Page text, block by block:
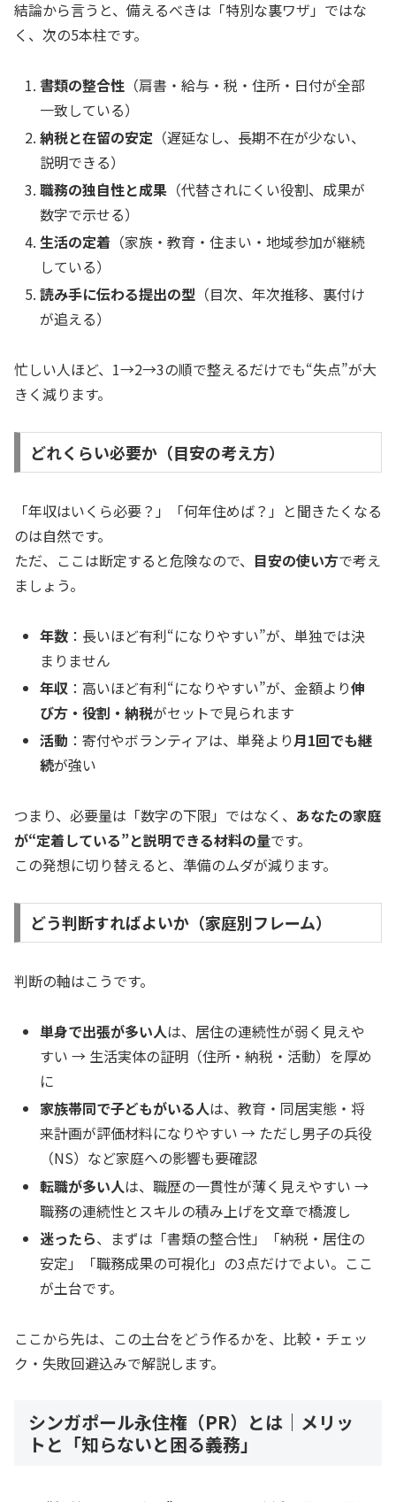
結論から言うと、備えるべきは「特別な裏ワザ」ではな
く、次の5本柱です。
書類の整合性 （肩書・給与・税・住所・日付が全部
一致している）
納税と在留の安定 （遅延なし、長期不在が少ない、
説明できる）
職務の独自性と成果 （代替されにくい役割、成果が
数字で示せる）
生活の定着 （家族・教育・住まい・地域参加が継続
している）
読み手に伝わる提出の型 （目次、年次推移、裏付け
が追える）
忙しい人ほど、1→2→3の順で整えるだけでも“失点”が大
きく減ります。
どれくらい必要か（目安の考え方）
「年収はいくら必要？」「何年住めば？」と聞きたくなる
のは自然です。
ただ、ここは断定すると危険なので、 目安の使い方で考え
ましょう。
年数 ：長いほど有利“になりやすい”が、単独では決
まりません
年収 ：高いほど有利“になりやすい”が、金額より伸
び方・役割・納税がセットで見られます
活動 ：寄付やボランティアは、単発より月1回でも継
続が強い
つまり、必要量は「数字の下限」ではなく、 あなたの家庭
が“定着している”と説明できる材料の量です。
この発想に切り替えると、準備のムダが減ります。
どう判断すればよいか（家庭別フレーム）
判断の軸はこうです。
単身で出張が多い人は、居住の連続性が弱く見えや
すい → 生活実体の証明（住所・納税・活動）を厚め
に
家族帯同で子どもがいる人は、教育・同居実態・将
来計画が評価材料になりやすい → ただし男子の兵役
（NS）など家庭への影響も要確認
転職が多い人は、職歴の一貫性が薄く見えやすい →
職務の連続性とスキルの積み上げを文章で橋渡し
迷ったら、まずは「書類の整合性」「納税・居住の
安定」「職務成果の可視化」の3点だけでよい。ここ
が土台です。
ここから先は、この土台をどう作るかを、比較・チェッ
ク・失敗回避込みで解説します。
シンガポール永住権（PR）とは｜メリッ
トと「知らないと困る義務」